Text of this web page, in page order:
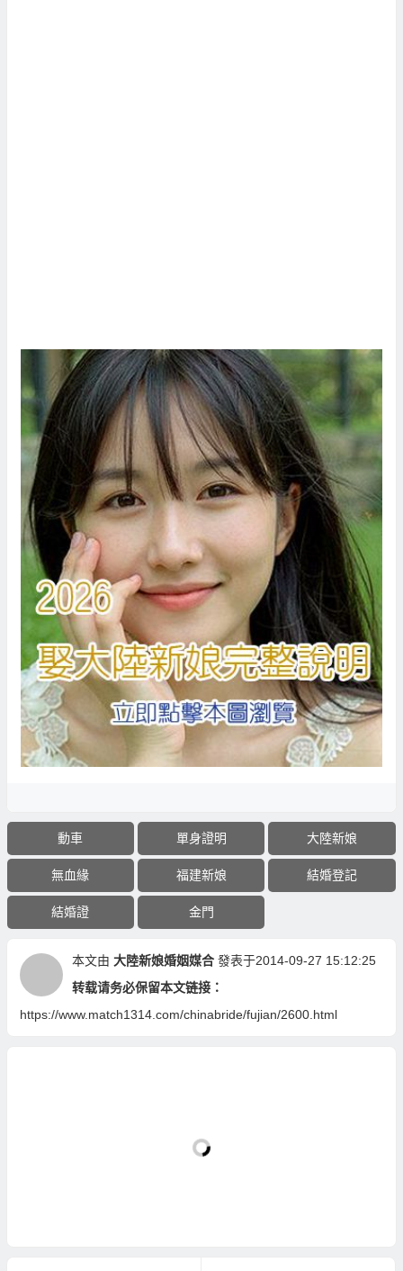
動車 單身證明 大陸新娘
無血緣 福建新娘 結婚登記
結婚證 金門
本文由 大陸新娘婚姻媒合 發表于2014-09-27 15:12:25
转载请务必保留本文链接：
https://www.match1314.com/chinabride/fujian/2600.html